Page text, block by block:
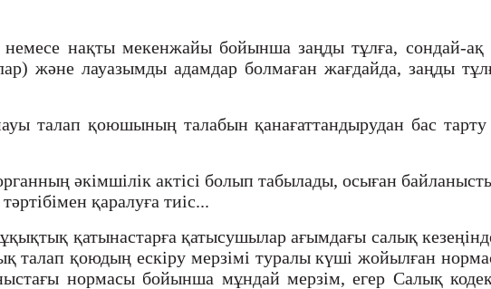
нақты мекенжайы бойынша заңды тұлға, сондай-ақ
және лауазымды адамдар болмаған жағдайда, заңды
талап қоюшының талабын қанағаттандырудан бас
әкімшілік актісі болып табылады, осыған
қаралуға тиіс...
қатынастарға қатысушылар ағымдағы салық
талап қоюдың ескіру мерзімі туралы күші жойылған
нормасы бойынша мұндай мерзім, егер Салық